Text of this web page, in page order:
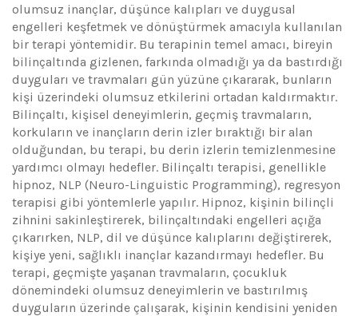
olumsuz inançlar, düşünce kalıpları ve duygusal
engelleri keşfetmek ve dönüştürmek amacıyla kullanılan
bir terapi yöntemidir. Bu terapinin temel amacı, bireyin
bilinçaltında gizlenen, farkında olmadığı ya da bastırdığı
duyguları ve travmaları gün yüzüne çıkararak, bunların
kişi üzerindeki olumsuz etkilerini ortadan kaldırmaktır.
Bilinçaltı, kişisel deneyimlerin, geçmiş travmaların,
korkuların ve inançların derin izler bıraktığı bir alan
olduğundan, bu terapi, bu derin izlerin temizlenmesine
yardımcı olmayı hedefler. Bilinçaltı terapisi, genellikle
hipnoz, NLP (Neuro-Linguistic Programming), regresyon
terapisi gibi yöntemlerle yapılır. Hipnoz, kişinin bilinçli
zihnini sakinleştirerek, bilinçaltındaki engelleri açığa
çıkarırken, NLP, dil ve düşünce kalıplarını değiştirerek,
kişiye yeni, sağlıklı inançlar kazandırmayı hedefler. Bu
terapi, geçmişte yaşanan travmaların, çocukluk
dönemindeki olumsuz deneyimlerin ve bastırılmış
duyguların üzerinde çalışarak, kişinin kendisini yeniden